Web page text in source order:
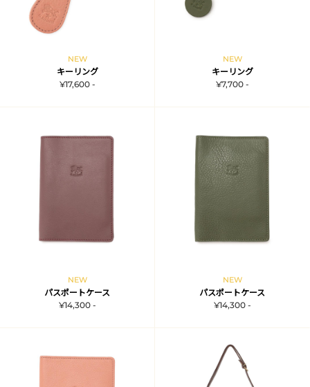
NEW
キーリング
¥17,600 -
NEW
キーリング
¥7,700 -
NEW
パスポートケース
¥14,300 -
NEW
パスポートケース
¥14,300 -